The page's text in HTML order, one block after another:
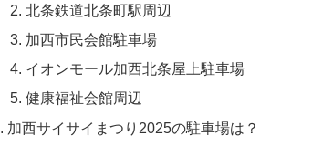
北条鉄道北条町駅周辺
加西市民会館駐車場
イオンモール加西北条屋上駐車場
健康福祉会館周辺
加西サイサイまつり2025の駐車場は？